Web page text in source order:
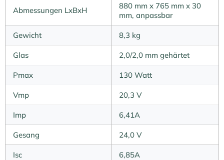
Abmessungen LxBxH
880 mm x 765 mm x 30
mm, anpassbar
Gewicht 8,3 kg
Glas 2,0/2,0 mm gehärtet
Pmax 130 Watt
Vmp 20,3 V
Imp 6,41A
Gesang 24,0 V
Isc 6,85A